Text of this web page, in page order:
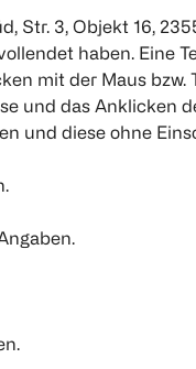
Str. 3, Objekt 16,
haben. Eine
mit der Maus
und das Anklicken
und diese ohne